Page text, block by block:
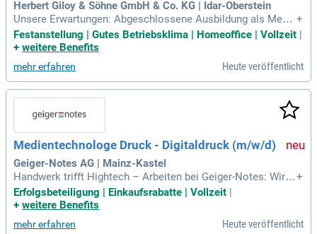
Herbert Giloy & Söhne GmbH & Co. KG | Idar-Oberstein
Unsere Erwartungen: Abgeschlossene Ausbildung als Medie
ngestalter Digital und Print (m/w/d) oder vergleichbare Quali
fikation; Sicherer Umgang mit der Adobe Creative Cloud (ins
m Bereich Social
+
Festanstellung | Gutes Betriebsklima | Homeoffice | Vollzeit |
+ weitere Benefits
mehr erfahren Heute veröffentlicht
Medientechnologe Druck - Digitaldruck (m/w/d)
Geiger-Notes AG | Mainz-Kastel
Handwerk trifft Hightech – Arbeiten bei Geiger-Notes: Wir p
roduzieren hochwertige Werbemittel aus Papier (Kalender, N
otizbücher, Haftnotizen); auf modernsten Fertigungsanlagen
+
Erfolgsbeteiligung | Einkaufsrabatte | Vollzeit |
+ weitere Benefits
mehr erfahren Heute veröffentlicht